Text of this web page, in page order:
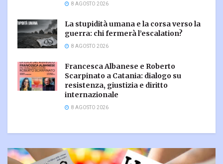
8 AGOSTO 2026
La stupidità umana e la corsa verso la
guerra: chi fermerà l’escalation?
8 AGOSTO 2026
Francesca Albanese e Roberto
Scarpinato a Catania: dialogo su
resistenza, giustizia e diritto
internazionale
8 AGOSTO 2026